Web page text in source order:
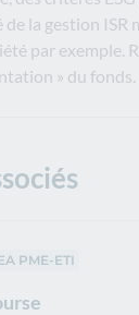
de la gestion
par exemple.
» du fonds.
PME-ETI